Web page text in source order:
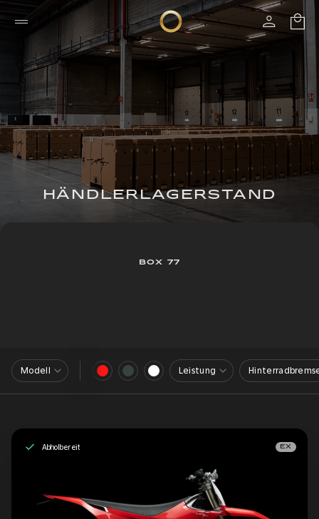
HÄNDLERLAGERSTAND
BOX 77
Modell Leistung
Abholbereit EX